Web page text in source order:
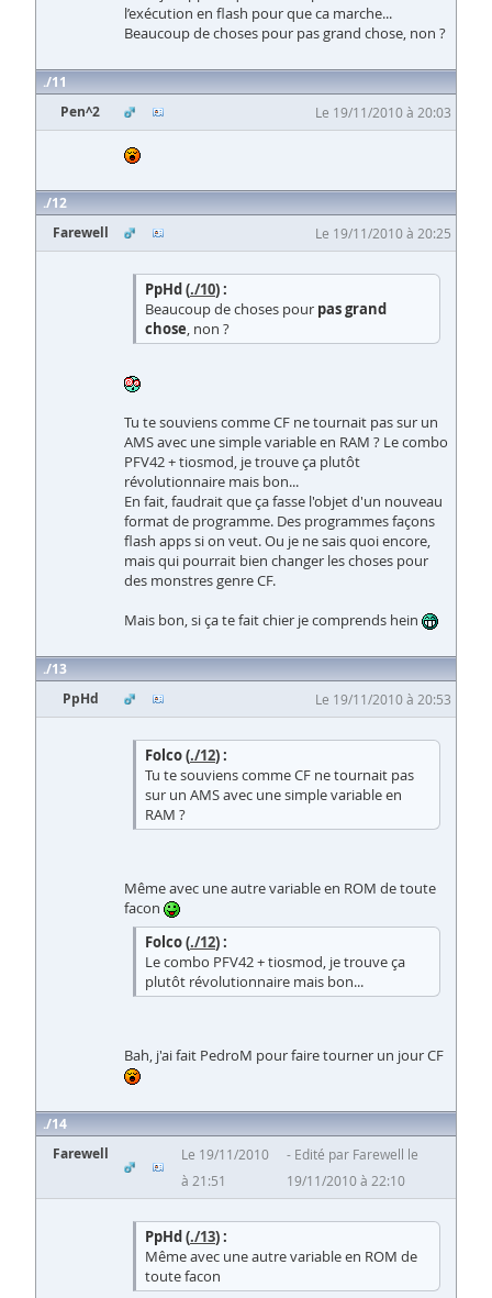
l’exécution en flash pour que ca marche...
Beaucoup de choses pour pas grand chose, non ?
11
Pen^2
Le 19/11/2010 à 20:03
12
Farewell
Le 19/11/2010 à 20:25
PpHd (./10) :
Beaucoup de choses pour pas grand
chose, non ?
Tu te souviens comme CF ne tournait pas sur un
AMS avec une simple variable en RAM ? Le combo
PFV42 + tiosmod, je trouve ça plutôt
révolutionnaire mais bon...
En fait, faudrait que ça fasse l'objet d'un nouveau
format de programme. Des programmes façons
flash apps si on veut. Ou je ne sais quoi encore,
mais qui pourrait bien changer les choses pour
des monstres genre CF.
Mais bon, si ça te fait chier je comprends hein
13
PpHd
Le 19/11/2010 à 20:53
Folco (./12) :
Tu te souviens comme CF ne tournait pas
sur un AMS avec une simple variable en
RAM ?
Même avec une autre variable en ROM de toute
facon
Folco (./12) :
Le combo PFV42 + tiosmod, je trouve ça
plutôt révolutionnaire mais bon...
Bah, j'ai fait PedroM pour faire tourner un jour CF
14
Farewell
Le 19/11/2010
à 21:51
Edité par Farewell le
19/11/2010 à 22:10
PpHd (./13) :
Même avec une autre variable en ROM de
toute facon